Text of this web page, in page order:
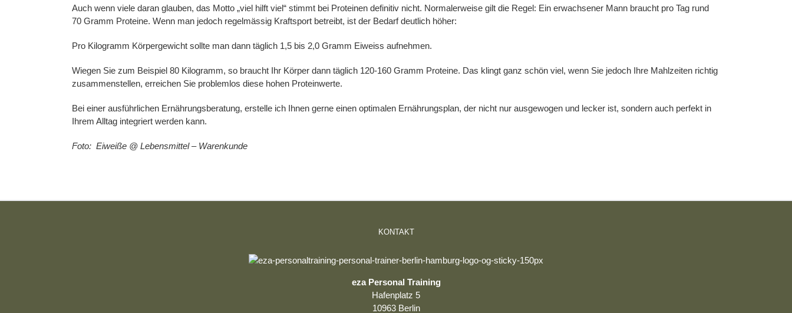
Auch wenn viele daran glauben, das Motto „viel hilft viel“ stimmt bei Proteinen definitiv nicht. Normalerweise gilt die Regel: Ein erwachsener Mann braucht pro Tag rund
70 Gramm Proteine. Wenn man jedoch regelmässig Kraftsport betreibt, ist der Bedarf deutlich höher:
Pro Kilogramm Körpergewicht sollte man dann täglich 1,5 bis 2,0 Gramm Eiweiss aufnehmen.
Wiegen Sie zum Beispiel 80 Kilogramm, so braucht Ihr Körper dann täglich 120-160 Gramm Proteine. Das klingt ganz schön viel, wenn Sie jedoch Ihre Mahlzeiten richtig
zusammenstellen, erreichen Sie problemlos diese hohen Proteinwerte.
Bei einer ausführlichen Ernährungsberatung, erstelle ich Ihnen gerne einen optimalen Ernährungsplan, der nicht nur ausgewogen und lecker ist, sondern auch perfekt in
Ihrem Alltag integriert werden kann.
Foto: Eiweiße @ Lebensmittel – Warenkunde
KONTAKT
eza Personal Training
Hafenplatz 5
10963 Berlin